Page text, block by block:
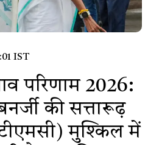
IST
परिणाम 2026:
की सत्तारूढ़
मुश्किल में